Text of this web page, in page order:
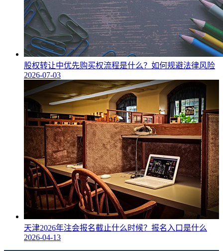
股权转让中优先购买权流程是什么？如何规避法律风险
2026-07-03
天津2026年注会报名截止什么时候？报名入口是什么
2026-04-13